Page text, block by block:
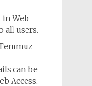
in Web
all users.
can be
Access.